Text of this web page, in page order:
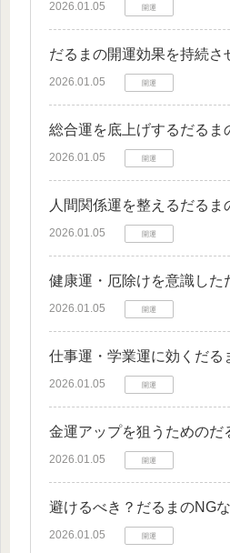
2026.01.05 開運
だるまの開運効果を持続さ
2026.01.05 開運
総合運を底上げするだるま
2026.01.05 開運
人間関係運を整えるだるま
2026.01.05 開運
健康運・厄除けを意識した
2026.01.05 開運
仕事運・学業運に効くだる
2026.01.05 開運
金運アップを狙うためのだ
2026.01.05 開運
避けるべき？だるまのNG
2026.01.05 開運